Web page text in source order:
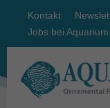
Kontakt
Jobs bei